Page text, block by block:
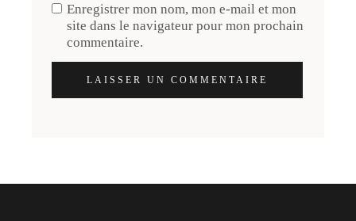
Enregistrer mon nom, mon e-mail et mon
site dans le navigateur pour mon prochain
commentaire.
LAISSER UN COMMENTAIRE